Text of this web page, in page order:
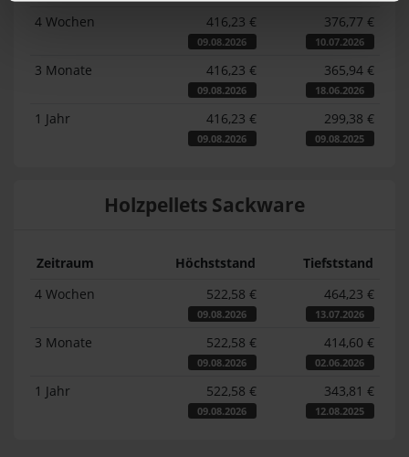
4 Wochen
416,23 €
09.08.2026
376,77 €
10.07.2026
3 Monate 416,23 €
09.08.2026
365,94 €
18.06.2026
1 Jahr 416,23 €
09.08.2026
299,38 €
09.08.2025
Holzpellets Sackware
Zeitraum Höchststand
Tiefststand
4 Wochen
522,58 €
09.08.2026
464,23 €
13.07.2026
3 Monate 522,58 €
09.08.2026
414,60 €
02.06.2026
1 Jahr 522,58 €
09.08.2026
343,81 €
12.08.2025